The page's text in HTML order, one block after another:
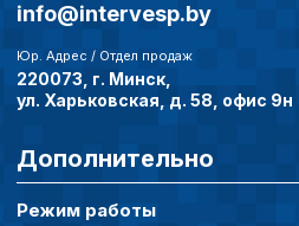
info@intervesp.by
Юр. Адрес / Отдел продаж
220073, г. Минск,
ул. Харьковская, д. 58, офис 9н
Дополнительно
Режим работы